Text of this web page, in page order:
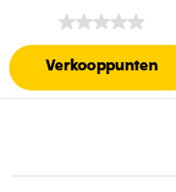
Onderdelen) Voor Kinderen
Verkooppunten